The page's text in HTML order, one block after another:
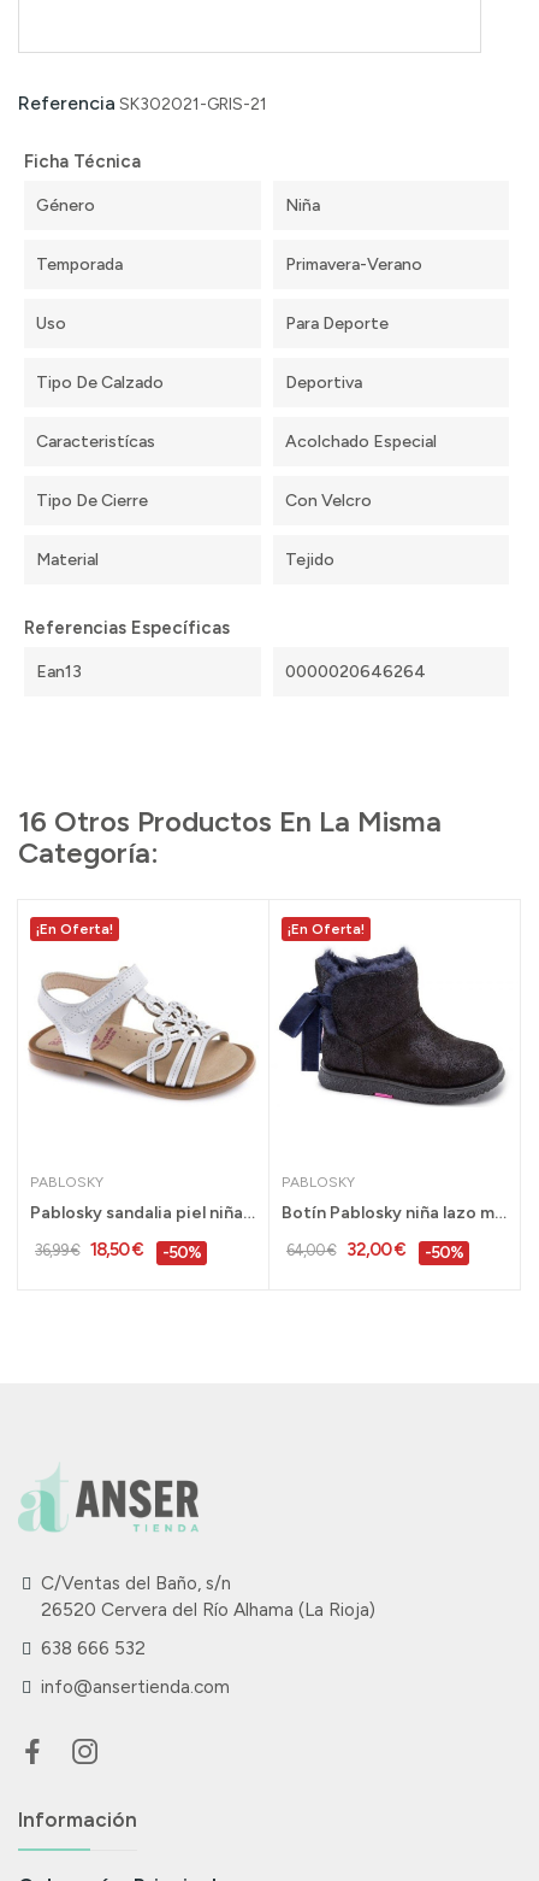
Referencia SK302021-GRIS-21
Ficha Técnica
Género Niña
Temporada Primavera-Verano
Uso Para Deporte
Tipo De Calzado Deportiva
Caracteristícas Acolchado Especial
Tipo De Cierre Con Velcro
Material Tejido
Referencias Específicas
Ean13 0000020646264
16 Otros Productos En La Misma
Categoría:
¡En Oferta!
PABLOSKY
Pablosky sandalia piel niña peque, blanca 22 al...
36,99 € 18,50 € -50%
¡En Oferta!
PABLOSKY
Botín Pablosky niña lazo marino tallas 24 al 36...
64,00 € 32,00 € -50%
C/Ventas del Baño, s/n
26520 Cervera del Río Alhama (La Rioja)
638 666 532
info@ansertienda.com
Información